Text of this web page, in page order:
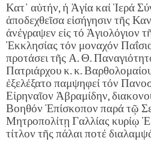
Κατ᾿ αὐτήν, ἡ Ἁγία καί Ἱερά
ἀποδεχθεῖσα εἰσήγησιν τῆς
ἀνέγραψεν εἰς τό Ἁγιολόγιον
Ἐκκλησίας τόν μοναχόν
προτάσει τῆς Α. Θ.
Πατριάρχου κ. κ.
ἐξελέξατο παμψηφεί τόν
Εἰρηναῖον Ἀβραμίδην,
Βοηθόν Ἐπίσκοπον παρά τῷ
Μητροπολίτῃ Γαλλίας κυρίῳ
τίτλον τῆς πάλαι ποτέ